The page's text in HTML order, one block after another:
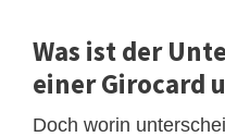
Was ist der
einer Girocard
Doch worin